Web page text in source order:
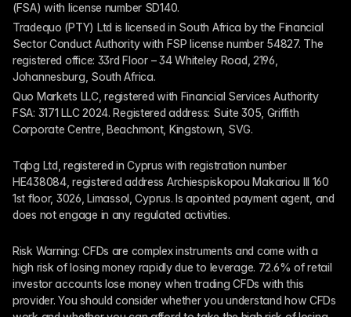
(FSA) with license number SD140.
Tradequo (PTY) Ltd is licensed in South Africa by the Financial
Sector Conduct Authority with FSP license number 54827. The
registered office: 33rd Floor – 34 Whiteley Road, 2196,
Johannesburg, South Africa.
Quo Markets LLC, registered with Financial Services Authority
FSA: 3171 LLC 2024. Registered address: Suite 305, Griffith
Corporate Centre, Beachmont, Kingstown, SVG.
Tqbg Ltd, registered in Cyprus with registration number
HE438084, registered address Archiespiskopou Makariou III 160
1st floor, 3026, Limassol, Cyprus. Is apointed payment agent, and
does not engage in any regulated activities.
Risk Warning: CFDs are complex instruments and come with a
high risk of losing money rapidly due to leverage. 72.6% of retail
investor accounts lose money when trading CFDs with this
provider. You should consider whether you understand how CFDs